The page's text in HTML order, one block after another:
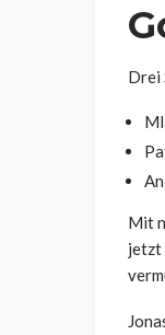
Drei
Mit
jetzt